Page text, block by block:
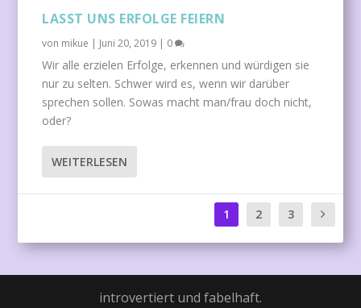
LASST UNS ERFOLGE FEIERN
von mikue | Juni 20, 2019 | 0
Wir alle erzielen Erfolge, erkennen und würdigen sie
nur zu selten. Schwer wird es, wenn wir darüber
sprechen sollen. Sowas macht man/frau doch nicht,
oder?
WEITERLESEN
1 2 3
introvertiert und fabelhaft.